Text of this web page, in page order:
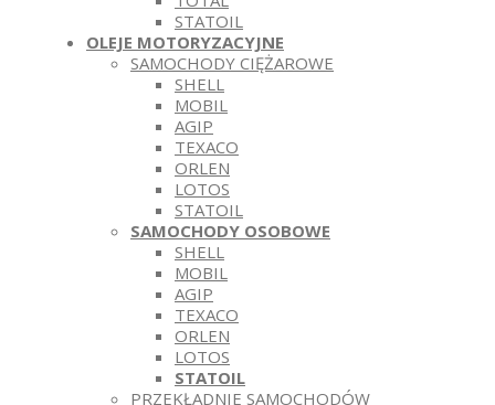
STATOIL
OLEJE MOTORYZACYJNE
SAMOCHODY CIĘŻAROWE
SHELL
MOBIL
AGIP
TEXACO
ORLEN
LOTOS
STATOIL
SAMOCHODY OSOBOWE
SHELL
MOBIL
AGIP
TEXACO
ORLEN
LOTOS
STATOIL
PRZEKŁADNIE SAMOCHODÓW